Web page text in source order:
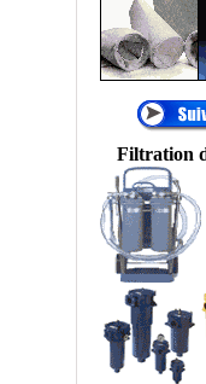
FILTRE
D'AIR,
FILTRE
•ALFA
ALTAIR
Cartouches
•AMETEK
Filtration